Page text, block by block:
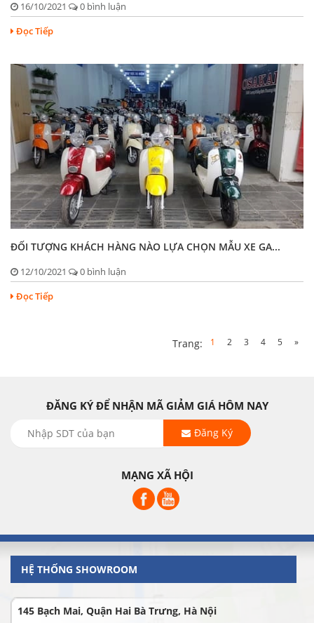
16/10/2021
0 bình luận
Đọc Tiếp
ĐỐI TƯỢNG KHÁCH HÀNG NÀO LỰA CHỌN MẪU XE GA...
12/10/2021
0 bình luận
Đọc Tiếp
Trang: 1 2 3 4 5 »
ĐĂNG KÝ ĐỂ NHẬN MÃ GIẢM GIÁ HÔM NAY
Đăng Ký
MẠNG XÃ HỘI
HỆ THỐNG SHOWROOM
145 Bạch Mai, Quận Hai Bà Trưng, Hà Nội